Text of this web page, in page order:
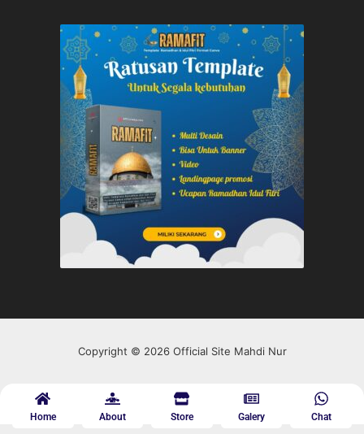
Copyright © 2026 Official Site Mahdi Nur
Home About Store Galery Chat